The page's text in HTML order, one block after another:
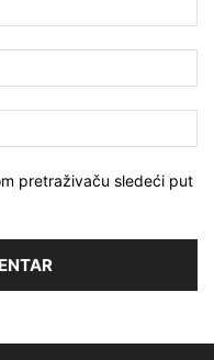
pretraživaču sledeći put